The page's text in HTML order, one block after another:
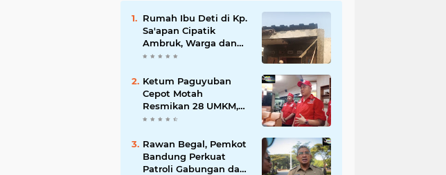
Rumah Ibu Deti di Kp.
Sa'apan Cipatik
Ambruk, Warga dan
Pemdes Sigap Bantu
Ketum Paguyuban
Cepot Motah
Resmikan 28 UMKM,
Siap Gelar Festival
Jalan Braga
Rawan Begal, Pemkot
Bandung Perkuat
Patroli Gabungan dan